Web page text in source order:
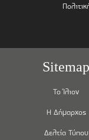
Sitemap
Το Ίλιον
Η Δήμαρχος
Δελτία Τύπου